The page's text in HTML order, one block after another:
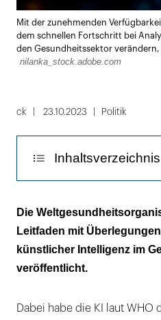
Mit der zunehmenden
dem schnellen Fortschritt bei
den Gesundheitssektor
nilanka_stock.adobe.com
ck 23.10.2023 Politik
Inhaltsverzeichnis
Besonders wichtig
der Daten
Die
Leitfaden mit
künstlicher Intelligenz im
veröffentlicht.
Dabei habe die KI laut WHO